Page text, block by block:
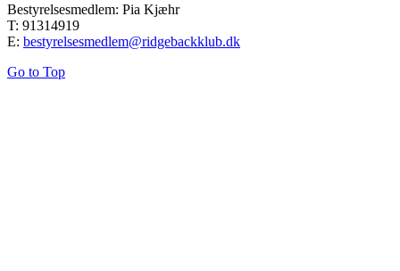
Bestyrelsesmedlem: Pia Kjæhr
T: 91314919
E: bestyrelsesmedlem@ridgebackklub.dk
Go to Top